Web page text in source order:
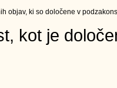
objav, ki so določene v
kot je